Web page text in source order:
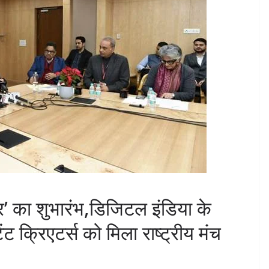
का शुभारंभ,डिजिटल इंडिया के
को मिला राष्ट्रीय मंच